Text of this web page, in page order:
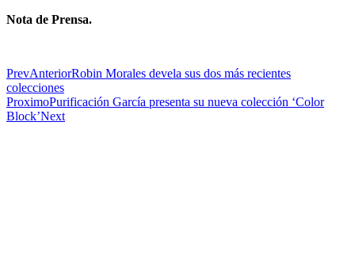
Nota de Prensa.
PrevAnteriorRobin Morales devela sus dos más recientes
colecciones
ProximoPurificación García presenta su nueva colección ‘Color
Block’Next